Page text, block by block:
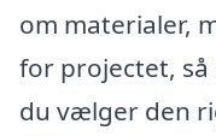
om materialer,
for projectet,
du vælger den